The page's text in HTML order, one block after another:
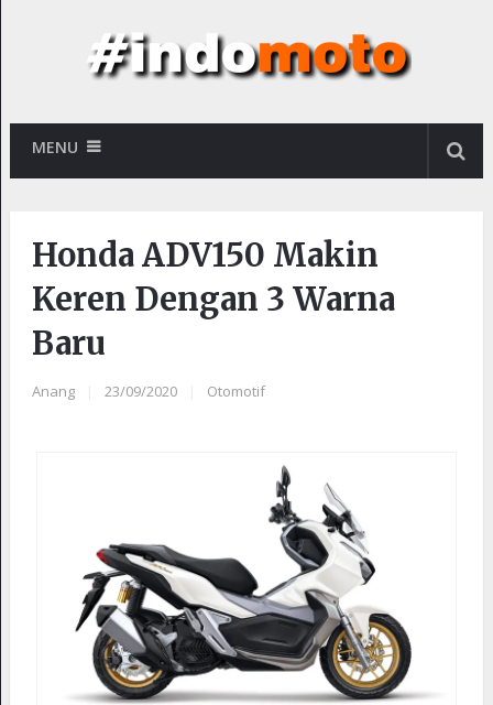
MENU
Honda ADV150 Makin
Keren Dengan 3 Warna
Baru
Anang 23/09/2020 Otomotif